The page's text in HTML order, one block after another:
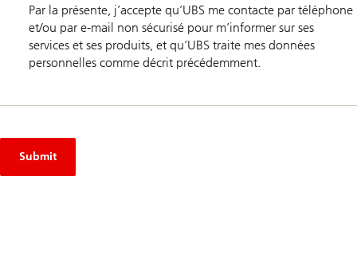
Par la présente, j’accepte qu’UBS me contacte par téléphone
et/ou par e-mail non sécurisé pour m’informer sur ses
services et ses produits, et qu’UBS traite mes données
personnelles comme décrit précédemment.
Submit